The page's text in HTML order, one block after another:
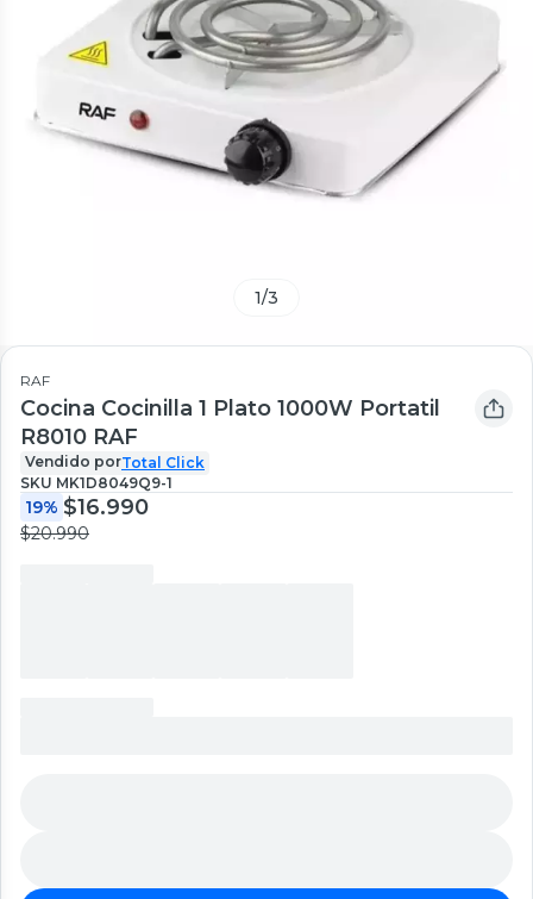
1/3
RAF
Cocina Cocinilla 1 Plato 1000W Portatil
R8010 RAF
Vendido porTotal Click
SKU MK1D8049Q9-1
19% $16.990
$20.990